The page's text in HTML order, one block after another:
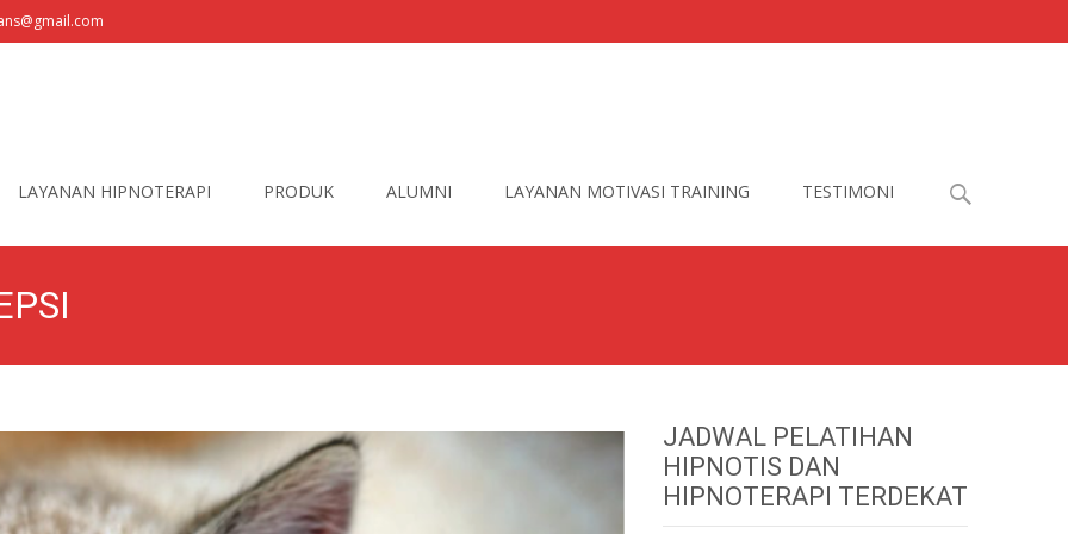
LAYANAN HIPNOTERAPI PRODUK ALUMNI LAYANAN MOTIVASI TRAINING TESTIMONI
Search
JADWAL PELATIHAN
HIPNOTIS DAN
HIPNOTERAPI TERDEKAT